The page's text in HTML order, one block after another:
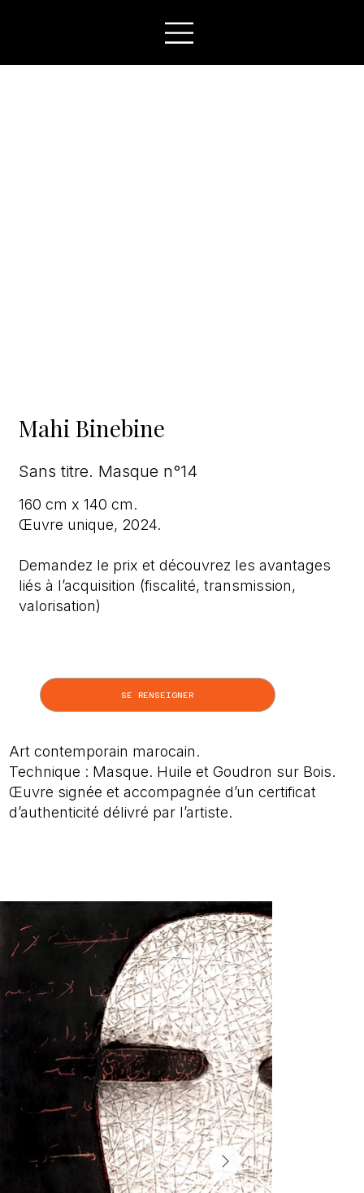
Mahi Binebine
Sans titre. Masque n°14
160 cm x 140 cm.
Œuvre unique, 2024.
Demandez le prix et découvrez les avantages
liés à l’acquisition (fiscalité, transmission,
valorisation)
SE RENSEIGNER
Art contemporain marocain.
Technique : Masque. Huile et Goudron sur Bois.
Œuvre signée et accompagnée d’un certificat
d’authenticité délivré par l’artiste.